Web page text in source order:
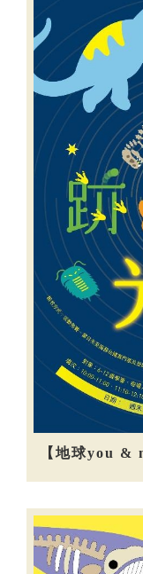
【地球you &